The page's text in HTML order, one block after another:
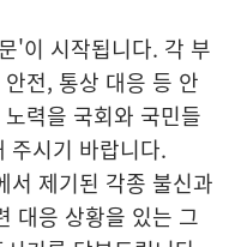
'이 시작됩니다. 각 부
전, 통상 대응 등 안
력을 국회와 국민들
주시기 바랍니다.
서 제기된 각종 불신과
대응 상황을 있는 그